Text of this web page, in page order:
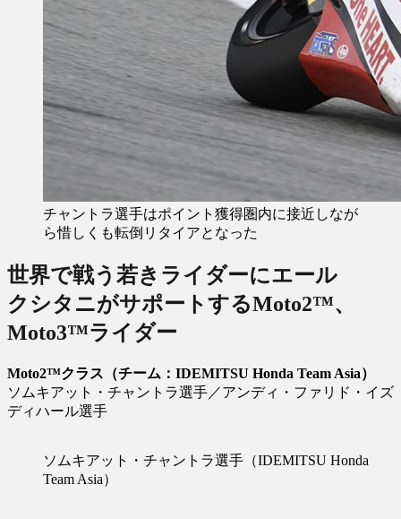
チャントラ選手はポイント獲得圏内に接近しなが
ら惜しくも転倒リタイアとなった
世界で戦う若きライダーにエール
クシタニがサポートするMoto2™、
Moto3™ライダー
Moto2™クラス（チーム：IDEMITSU Honda Team Asia）
ソムキアット・チャントラ選手／アンディ・ファリド・イズ
ディハール選手
ソムキアット・チャントラ選手（IDEMITSU Honda
Team Asia）